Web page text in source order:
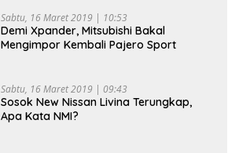
Sabtu, 16 Maret 2019 | 10:53
Demi Xpander, Mitsubishi Bakal
Mengimpor Kembali Pajero Sport
Sabtu, 16 Maret 2019 | 09:43
Sosok New Nissan Livina Terungkap,
Apa Kata NMI?